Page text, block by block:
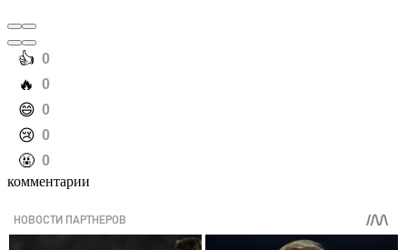
️👍 0
️🔥 0
️😄 0
️😢 0
️🤬 0
комментарии